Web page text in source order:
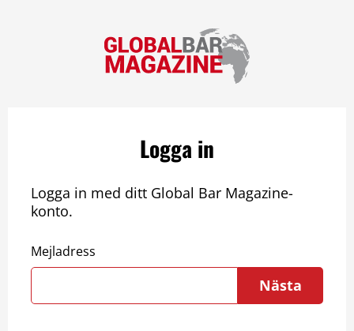
Logga in
Logga in med ditt Global Bar Magazine-
konto.
Mejladress
Nästa